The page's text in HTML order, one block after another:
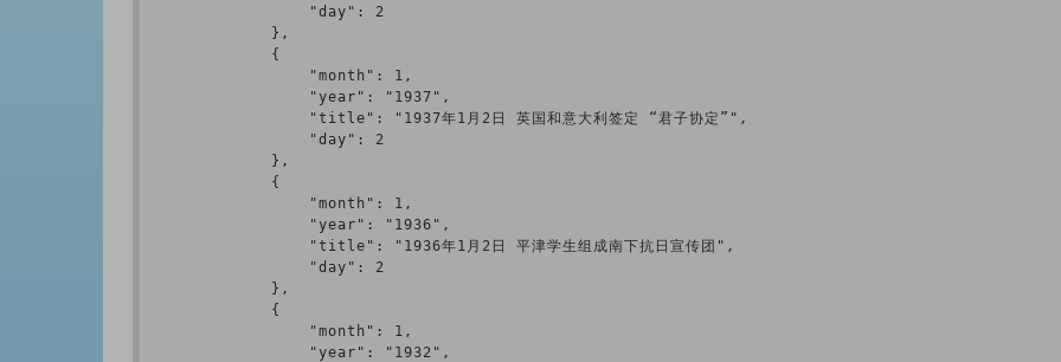
                "day": 2
            },
            {
                "month": 1,
                "year": "1937",
                "title": "1937年1月2日 英国和意大利签定 “君子协定”",
                "day": 2
            },
            {
                "month": 1,
                "year": "1936",
                "title": "1936年1月2日 平津学生组成南下抗日宣传团",
                "day": 2
            },
            {
                "month": 1,
                "year": "1932",